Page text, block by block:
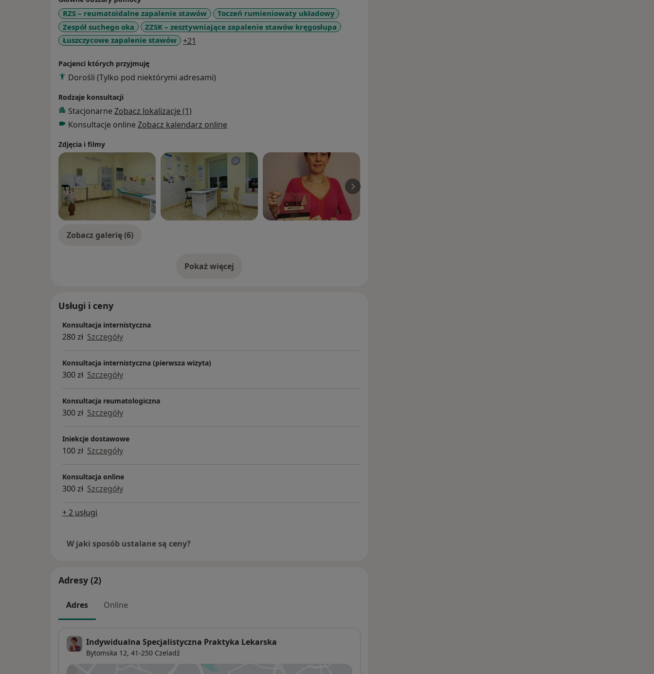
RZS – reumatoidalne zapalenie stawów
Toczeń rumieniowaty układowy
Zespół suchego oka
ZZSK – zesztywniające zapalenie stawów kręgosłupa
Łuszczycowe zapalenie stawów
+21
Pacjenci których przyjmuję
Dorośli (Tylko pod niektórymi adresami)
Rodzaje konsultacji
Stacjonarne Zobacz lokalizacje (1)
Konsultacje online Zobacz kalendarz online
Zdjęcia i filmy
Zobacz galerię (6)
Pokaż więcejo doświadczeniu
Usługi i ceny
Konsultacja internistyczna
280 zł Szczegóły
Konsultacja internistyczna (pierwsza wizyta)
300 zł Szczegóły
Konsultacja reumatologiczna
300 zł Szczegóły
Iniekcje dostawowe
100 zł Szczegóły
Konsultacja online
300 zł Szczegóły
+ 2 usługi
W jaki sposób ustalane są ceny?
Adresy (2)
Adres Online
Indywidualna Specjalistyczna Praktyka Lekarska
Bytomska 12, 41-250 Czeladź